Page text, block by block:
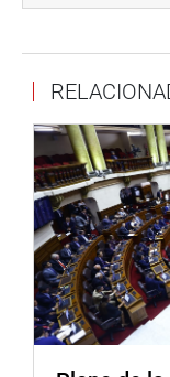
Desarrollo, por
A las 10:00
Amistad Perú –
mismo la Liga
También, se
Perú – Estados
mencionadas
Nacional.
Por la tarde, a las
modernización